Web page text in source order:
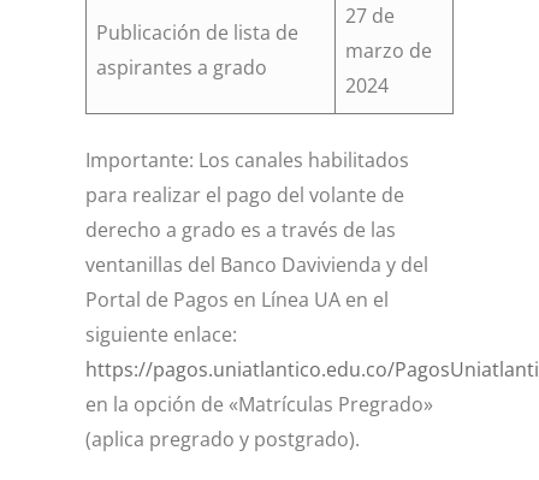
Publicación de lista de
aspirantes a grado
27 de
marzo de
2024
Importante: Los canales habilitados
para realizar el pago del volante de
derecho a grado es a través de las
ventanillas del Banco Davivienda y del
Portal de Pagos en Línea UA en el
siguiente enlace:
https://pagos.uniatlantico.edu.co/
en la opción de «Matrículas Pregrado»
(aplica pregrado y postgrado).